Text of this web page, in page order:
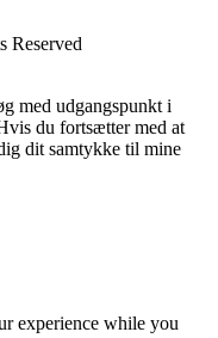
Reserved
med udgangspunkt i
du fortsætter med at
dit samtykke til mine
experience while you